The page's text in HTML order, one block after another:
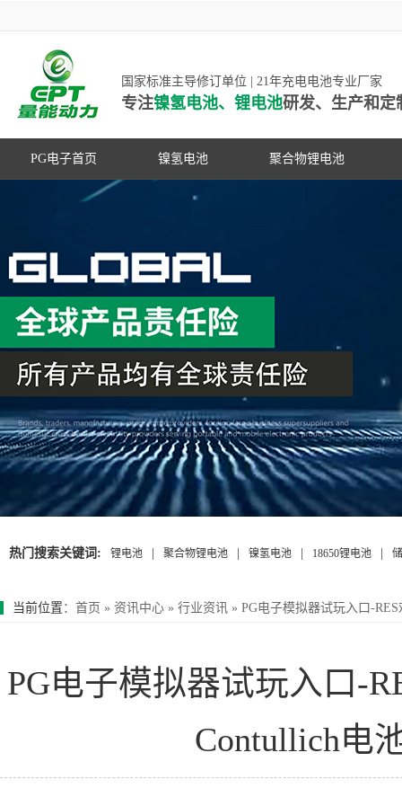
国家标准主导修订单位 | 21年充电电池专业厂家
专注镍氢电池、锂电池研发、生产和定
PG电子首页 镍氢电池 聚合物锂电池
高容量镍氢电池
超低自放电镍氢电池
动力镍氢电池
常规镍氢电池
PG游戏官网是镍氢电池国家标准主导
修订单位，并参与多项锂电池行业国
家标准的制定
热门搜索关键词: 锂电池 聚合物锂电池 镍氢电池 18650锂电池
当前位置 ： 首页 » 资讯中心 » 行业资讯 » PG电子模拟器试玩入口-
PG电子模拟器试玩入口-
Contullich电